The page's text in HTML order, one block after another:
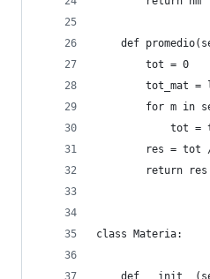
def
        tot = 0
tot_mat =
for m in
tot =
res = tot
        return res
class Materia:
def